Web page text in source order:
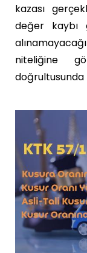
kazası
değer kaybı
niteliğine